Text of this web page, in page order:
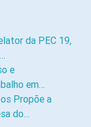
da PEC 19,
e
em…
Propõe a
do…